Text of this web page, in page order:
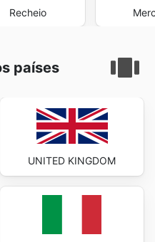
Recheio
países
UNITED KINGDOM